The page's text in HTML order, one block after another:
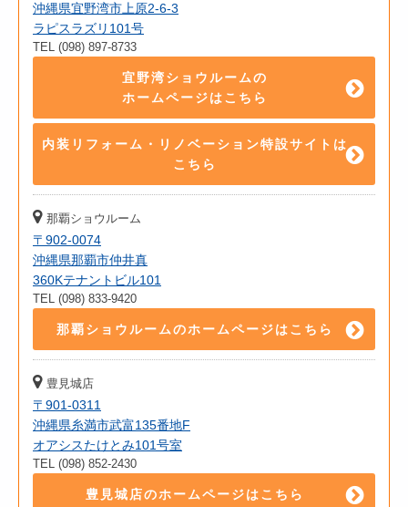
沖縄県宜野湾市上原2-6-3
ラピスラズリ101号
TEL (098) 897-8733
宜野湾ショウルームの
ホームページはこちら
内装リフォーム・リノベーション特設サイトは
こちら
那覇ショウルーム
〒902-0074
沖縄県那覇市仲井真
360Kテナントビル101
TEL (098) 833-9420
那覇ショウルームのホームページはこちら
豊見城店
〒901-0311
沖縄県糸満市武富135番地F
オアシスたけとみ101号室
TEL (098) 852-2430
豊見城店のホームページはこちら